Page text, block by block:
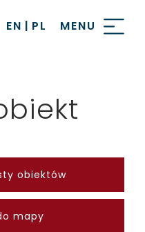
EN | PL MENU
obiektów
mapy